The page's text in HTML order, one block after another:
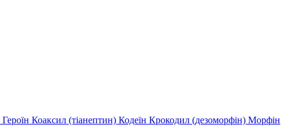
Героїн Коаксил (тіанептин) Кодеїн Крокодил (дезоморфін) Морфін